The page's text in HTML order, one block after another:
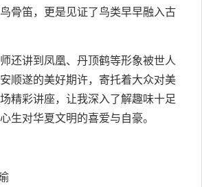
骨笛，更是见证了鸟类早早融入古
还讲到凤凰、丹顶鹤等形象被世人
顺遂的美好期许，寄托着大众对美
精彩讲座，让我深入了解趣味十足
生对华夏文明的喜爱与自豪。